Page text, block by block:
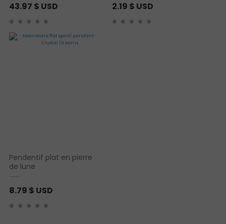
43.97 $ USD 2.19 $ USD
Pendentif plat en pierre
de lune
8.79 $ USD